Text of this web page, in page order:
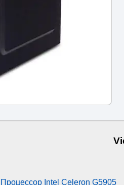
Процессор Intel Celeron G5905